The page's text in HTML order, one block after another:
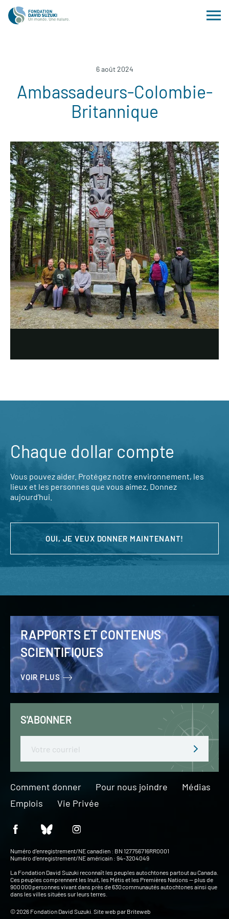
6 août 2024
Ambassadeurs-Colombie-
Britannique
Chaque dollar compte
Vous pouvez aider. Protégez notre environnement, les
lieux et les personnes que vous aimez. Donnez
aujourd’hui.
OUI, JE VEUX DONNER MAINTENANT!
RAPPORTS ET CONTENUS
SCIENTIFIQUES
VOIR PLUS
S'ABONNER
Comment donner Pour nous joindre
Médias
Emplois
Vie Privée
Numéro d’enregistrement/NE canadien : BN 127756716RR0001
Numéro d’enregistrement/NE américain : 94-3204049
La Fondation David Suzuki reconnaît les peuples autochtones partout au Canada.
Ces peuples comprennent les Inuit, les Métis et les Premières Nations — plus de
900 000 personnes vivant dans près de 630 communautés autochtones ainsi que
dans les villes situées sur leurs terres.
© 2026 Fondation David Suzuki. Site web par Briteweb